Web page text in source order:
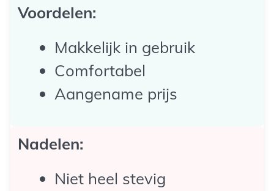
Voordelen:
Makkelijk in gebruik
Comfortabel
Aangename prijs
Nadelen:
Niet heel stevig